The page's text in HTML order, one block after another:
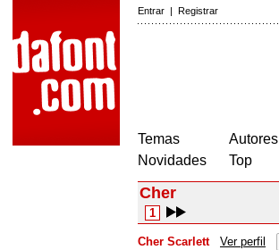
Entrar | Registrar
Temas
Novidades
Autores
Top
Cher
1
Cher Scarlett Ver perfil